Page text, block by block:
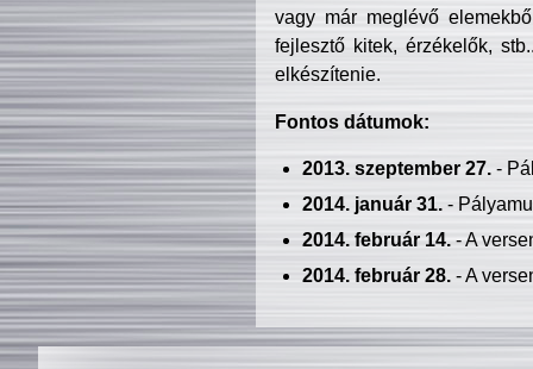
vagy már meglévő
fejlesztő kitek, érzékelők,
elkészítenie.
Fontos dátumok:
2013. szeptember 27.-
2014. január 31.-
2014. február 14.- A
2014. február 28.- A